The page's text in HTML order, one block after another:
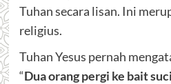
Tuhan secara lisan. Ini
religius.
Tuhan Yesus pernah
“Dua orang pergi ke bait